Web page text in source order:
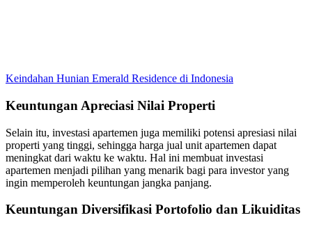
Keindahan Hunian Emerald Residence di Indonesia
Keuntungan Apreciasi Nilai Properti
Selain itu, investasi apartemen juga memiliki potensi apresiasi nilai
properti yang tinggi, sehingga harga jual unit apartemen dapat
meningkat dari waktu ke waktu. Hal ini membuat investasi
apartemen menjadi pilihan yang menarik bagi para investor yang
ingin memperoleh keuntungan jangka panjang.
Keuntungan Diversifikasi Portofolio dan Likuiditas